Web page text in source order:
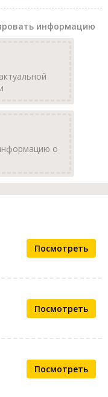
информацию
о
Посмотреть
Посмотреть
Посмотреть